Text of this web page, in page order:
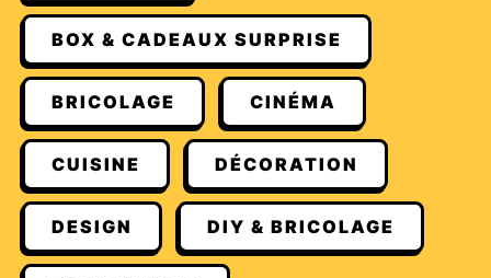
BOX & CADEAUX SURPRISE
BRICOLAGE CINÉMA
CUISINE DÉCORATION
DESIGN DIY & BRICOLAGE